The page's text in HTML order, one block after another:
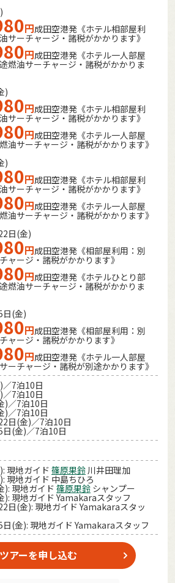
円成田空港発《ホテル相部屋利
サーチャージ・諸税がかかります》
円成田空港発《ホテル一人部屋
燃油サーチャージ・諸税がかかりま
)
円成田空港発《ホテル相部屋利
サーチャージ・諸税がかかります》
円成田空港発《ホテル一人部屋
油サーチャージ・諸税がかかります》
)
円成田空港発《ホテル相部屋利
サーチャージ・諸税がかかります》
円成田空港発《ホテル一人部屋
油サーチャージ・諸税がかかります》
日(金)
円成田空港発《相部屋利用：別
ャージ・諸税がかかります》
円成田空港発《ホテルひとり部
燃油サーチャージ・諸税がかかりま
日(金)
円成田空港発《相部屋利用：別
ャージ・諸税がかかります》
円成田空港発《ホテル一人部屋
ーチャージ・諸税が別途かかります》
7泊10日
7泊10日
)／7泊10日
)／7泊10日
日(金)／7泊10日
(金)／7泊10日
現地ガイド 篠原果鈴川井田理加
現地ガイド 中島ちひろ
): 現地ガイド 篠原果鈴 シャンプー
): 現地ガイド Yamakaraスタッフ
日(金): 現地ガイド Yamakaraスタッ
(金): 現地ガイド Yamakaraスタッフ
ツアーを申し込む